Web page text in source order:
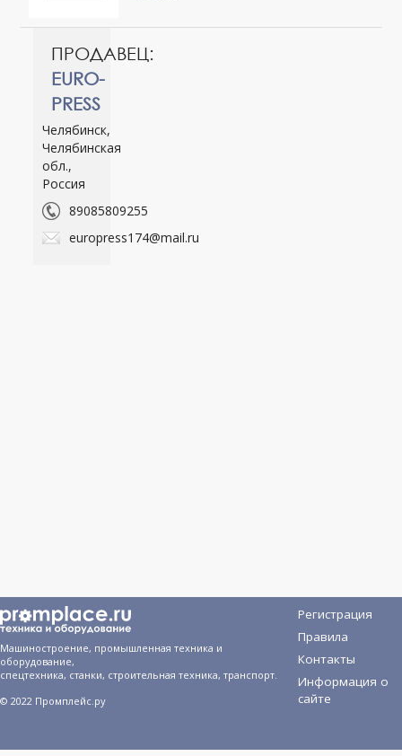
ПРОДАВЕЦ:
EURO-
PRESS
Челябинск,
Челябинская
обл.,
Россия
89085809255
europress174@mail.ru
Машиностроение, промышленная техника и
оборудование,
спецтехника, станки, строительная техника, транспорт.
© 2022 Промплейс.ру
Регистрация
Правила
Контакты
Информация о
сайте